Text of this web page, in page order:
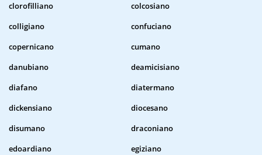
clorofilliano
colcosiano
colligiano
confuciano
copernicano
cumano
danubiano
deamicisiano
diafano
diatermano
dickensiano
diocesano
disumano
draconiano
edoardiano
egiziano